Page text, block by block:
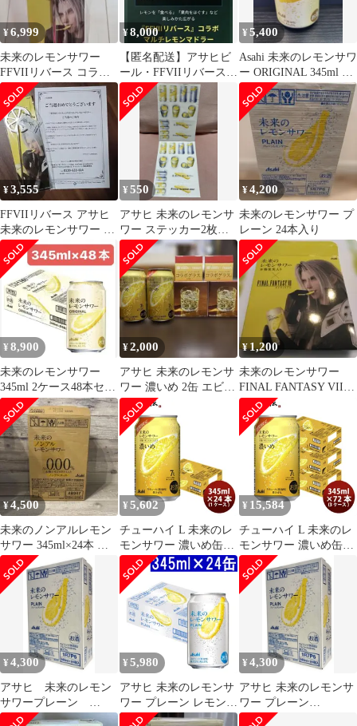
¥6,999
未来のレモンサワー
FFVIIリバース コラボ
マルチレモンマドラ
ー セフィロス
¥8,000
【匿名配送】アサヒビ
ール・FFVIIリバース・
コラボマルチレモンマ
ドラー
¥5,400
Asahi 未来のレモンサワ
ー ORIGINAL 345ml 24
缶
¥3,555
FFVIIリバース アサヒ
未来のレモンサワー コ
ラボマドラー ☆ アバラ
ンチ
¥550
アサヒ 未来のレモンサ
ワー ステッカー2枚セ
ット新品未使用
¥4,200
未来のレモンサワー プ
レーン 24本入り
¥ 8,900
未来のレモンサワー
345ml 2ケース48本セッ
ト
¥2,000
アサヒ 未来のレモンサ
ワー 濃いめ 2缶 エビ
ス、デュワーズ12年コ
ラボグラス
¥1,200
未来のレモンサワー
FINAL FANTASY VII
REBIRTH ※空き箱
¥4,500
未来のノンアルレモン
サワー 345ml×24本 ア
サヒ ノンアルコール
¥ 5,602
チューハイ L 未来のレ
モンサワー 濃いめ缶
345ml 345ml x 1ケース
計24本 4/28以降順次発
送致します
¥ 15,584
チューハイ L 未来のレ
モンサワー 濃いめ缶
345ml 345ml x 3ケース
計72本 4/28以降順次発
送致します
¥4,300
アサヒ 未来のレモン
サワープレーン
345ml×24本
¥ 5,980
アサヒ 未来のレモンサ
ワー プレーン レモンサ
ワー 345ml×24缶 5度 ス
¥4,300
アサヒ 未来のレモンサ
ワー プレーン
345ml×24缶入